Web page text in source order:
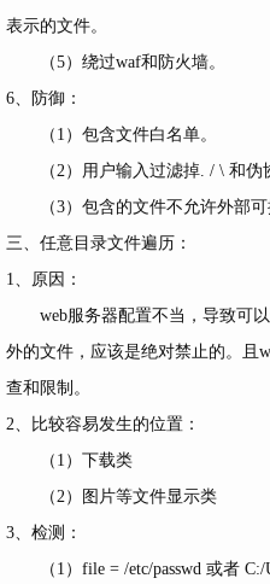
表示的文件。
（5）绕过waf和防火墙。
6、防御：
（1）包含文件白名单。
（2）用户输入过滤掉. / \ 和伪
（3）包含的文件不允许外部可
三、任意目录文件遍历：
1、原因：
web服务器配置不当，导致可以
外的文件，应该是绝对禁止的。且
查和限制。
2、比较容易发生的位置：
（1）下载类
（2）图片等文件显示类
3、检测：
（1）file = /etc/passwd 或者 C:/